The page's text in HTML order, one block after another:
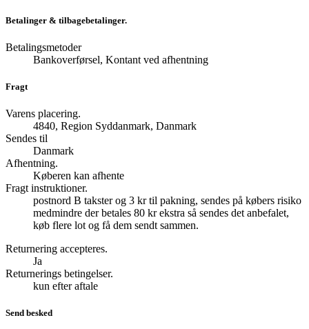
Betalinger & tilbagebetalinger.
Betalingsmetoder
Bankoverførsel, Kontant ved afhentning
Fragt
Varens placering.
4840, Region Syddanmark, Danmark
Sendes til
Danmark
Afhentning.
Køberen kan afhente
Fragt instruktioner.
postnord B takster og 3 kr til pakning, sendes på købers risiko
medmindre der betales 80 kr ekstra så sendes det anbefalet,
køb flere lot og få dem sendt sammen.
Returnering accepteres.
Ja
Returnerings betingelser.
kun efter aftale
Send besked